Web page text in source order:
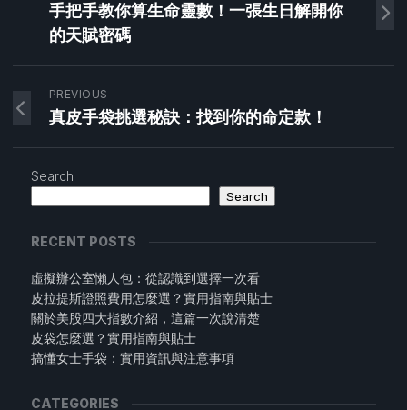
手把手教你算生命靈數！一張生日解開你
的天賦密碼
PREVIOUS
真皮手袋挑選秘訣：找到你的命定款！
Search
Search
RECENT POSTS
虛擬辦公室懶人包：從認識到選擇一次看
皮拉提斯證照費用怎麼選？實用指南與貼士
關於美股四大指數介紹，這篇一次說清楚
皮袋怎麼選？實用指南與貼士
搞懂女士手袋：實用資訊與注意事項
CATEGORIES